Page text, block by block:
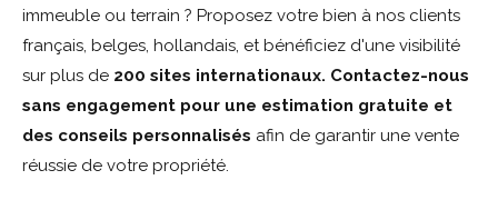
immeuble ou terrain ? Proposez votre bien à nos clients
français, belges, hollandais, et bénéficiez d'une visibilité
sur plus de 200 sites internationaux. Contactez-nous
sans engagement pour une estimation gratuite et
des conseils personnalisés afin de garantir une vente
réussie de votre propriété.